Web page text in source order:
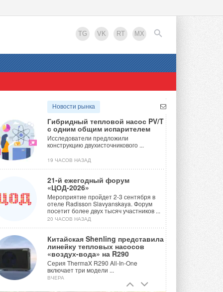
TG VK RT MX
EN
Новости рынка
Гибридный тепловой насос PV/T
с одним общим испарителем
Исследователи предложили
конструкцию двухисточникового ...
19 ЧАСОВ НАЗАД
21-й ежегодный форум
«ЦОД-2026»
Мероприятие пройдет 2-3 сентября в
отеле Radisson Slavyanskaya. Форум
посетит более двух тысяч участников ...
20 ЧАСОВ НАЗАД
Китайская Shenling представила
линейку тепловых насосов
«воздух-вода» на R290
Серия ThermaX R290 All-In-One
включает три модели ...
ВЧЕРА